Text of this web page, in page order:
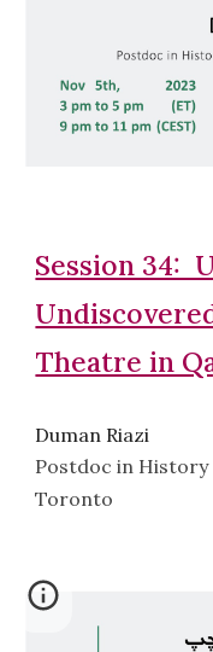
Session 34:
Theatre in
Duman Riazi
Postdoc in
Toronto